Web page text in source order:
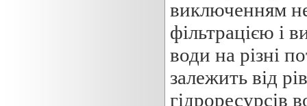
виключенням
фільтрацією і
води на різні
залежить від
гідроресурсів